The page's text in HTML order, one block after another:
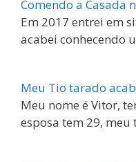
Comendo a Casada
Em 2017 entrei em
acabei conhecendo
Meu Tio tarado
Meu nome é Vitor,
esposa tem 29,